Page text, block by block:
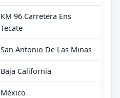
KM 96 Carretera Ens
Tecate
San Antonio De Las Minas
Baja California
México